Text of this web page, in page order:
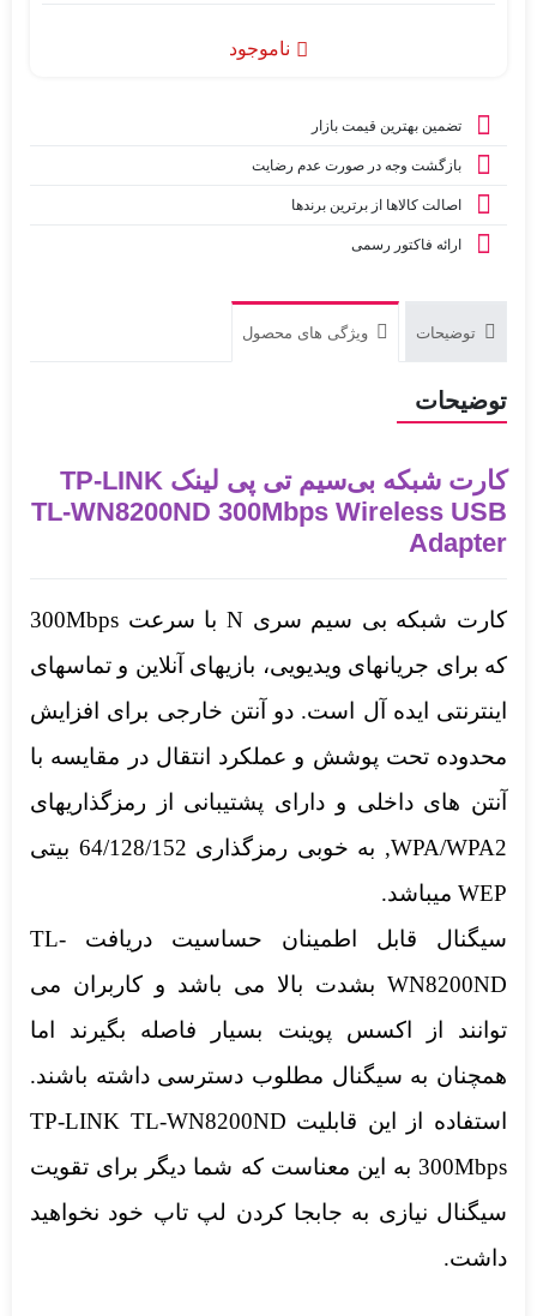
ناموجود
تضمین بهترین قیمت بازار
بازگشت وجه در صورت عدم رضایت
اصالت کالاها از برترین برندها
ارائه فاکتور رسمی
توضیحات ویژگی های محصول
توضیحات
کارت شبکه بی‌سیم تی پی لینک TP-LINK
TL-WN8200ND 300Mbps Wireless USB
Adapter
کارت شبکه بی سیم سری N با سرعت 300Mbps
که برای جریانهای ویدیویی، بازیهای آنلاین و تماسهای
اینترنتی ایده آل است. دو آنتن خارجی برای افزایش
محدوده تحت پوشش و عملکرد انتقال در مقایسه با
آنتن های داخلی و دارای پشتیبانی از رمزگذاریهای
WPA/WPA2, به خوبی رمزگذاری 64/128/152 بیتی
WEP میباشد.
سیگنال قابل اطمینان حساسیت دریافت TL-
WN8200ND بشدت بالا می باشد و کاربران می
توانند از اکسس پوینت بسیار فاصله بگیرند اما
همچنان به سیگنال مطلوب دسترسی داشته باشند.
استفاده از این قابلیت TP-LINK TL-WN8200ND
300Mbps به این معناست که شما دیگر برای تقویت
سیگنال نیازی به جابجا کردن لپ تاپ خود نخواهید
داشت.